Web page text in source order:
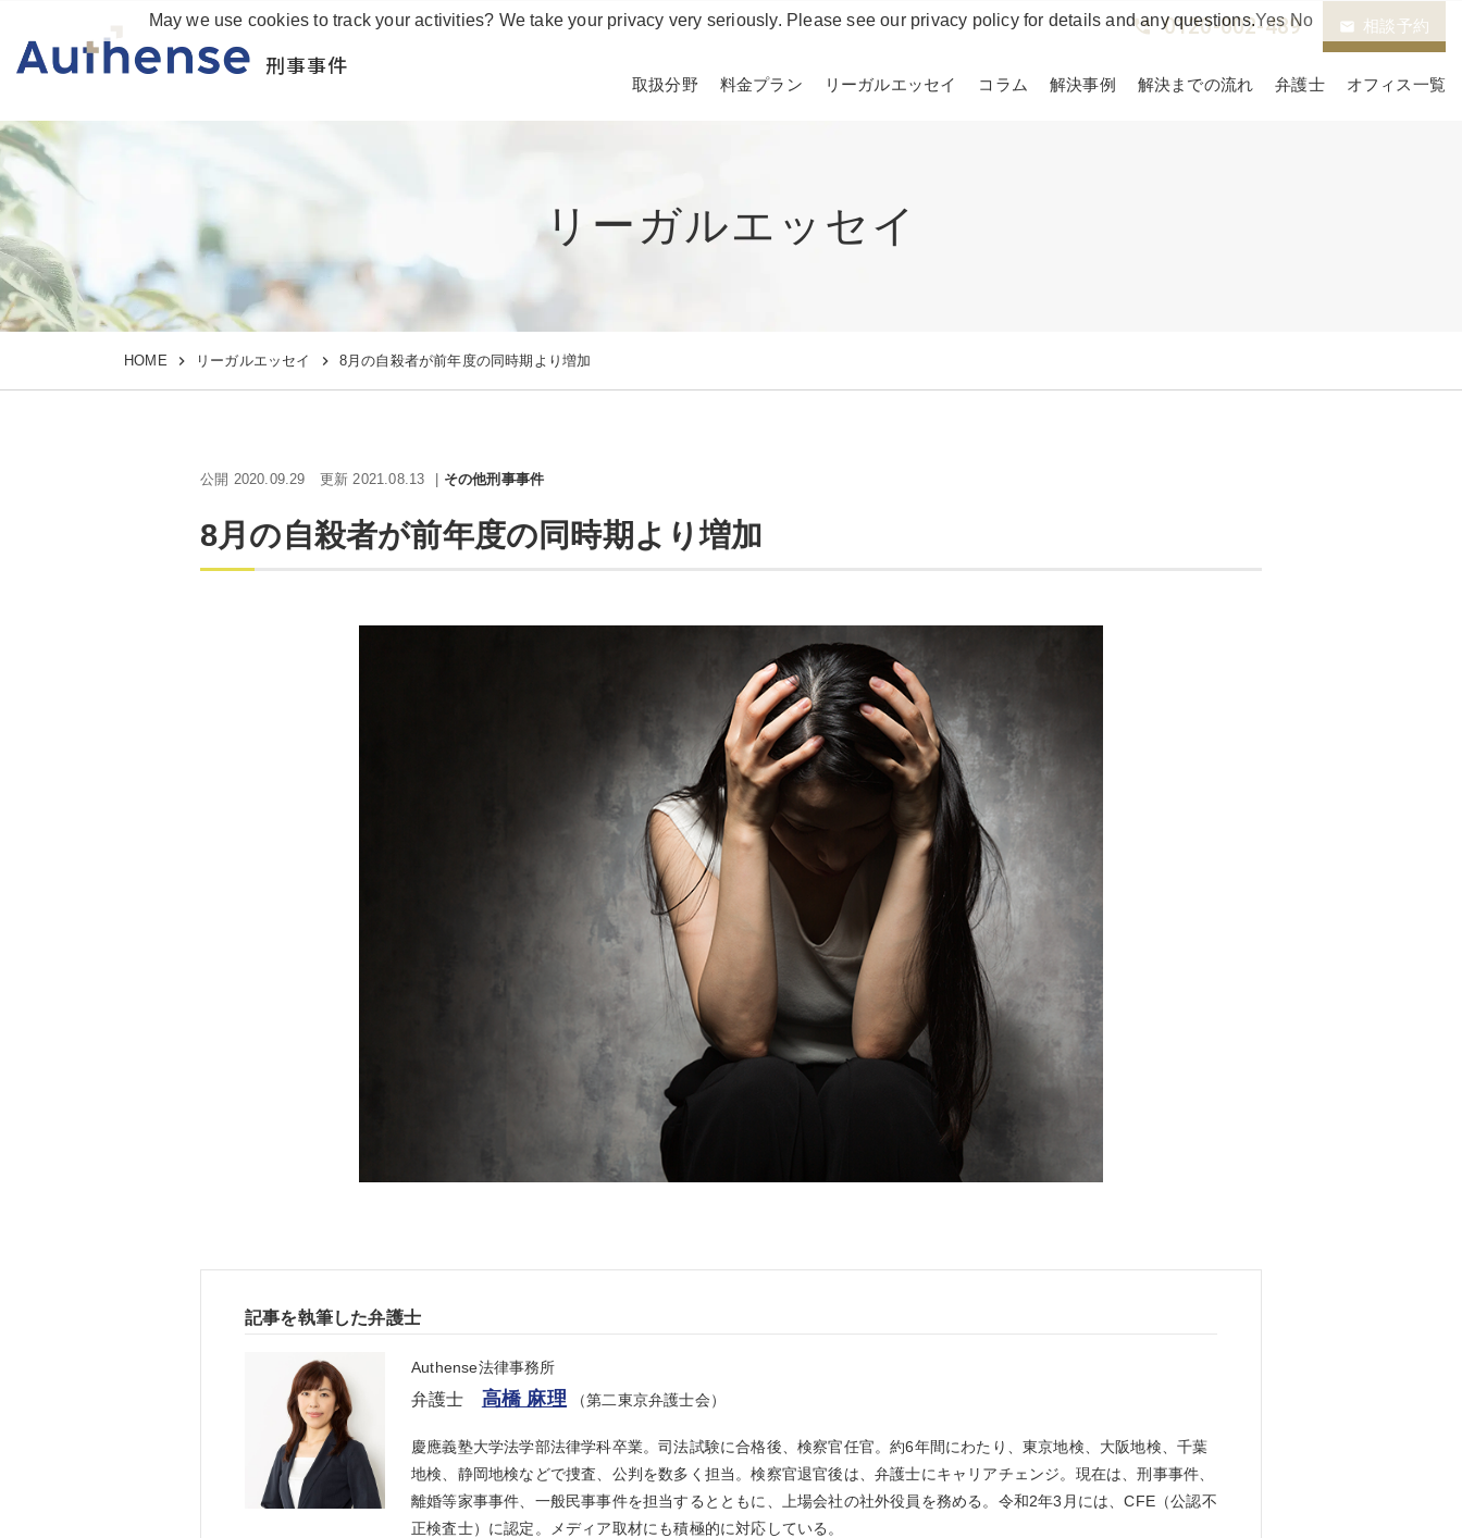
刑事事件
phone_in_talk 0120-002-489 email 相談予約
取扱分野 料金プラン リーガルエッセイ コラム 解決事例 解決までの流れ 弁護士 オフィス一覧
リーガルエッセイ
HOME リーガルエッセイ 8月の自殺者が前年度の同時期より増加
公開 2020.09.29 更新 2021.08.13 その他刑事事件
8月の自殺者が前年度の同時期より増加
記事を執筆した弁護士
Authense法律事務所
弁護士 高橋 麻理 （第二東京弁護士会）
慶應義塾大学法学部法律学科卒業。司法試験に合格後、検察官任官。約6年間にわたり、東京地検、大阪地検、千葉
地検、静岡地検などで捜査、公判を数多く担当。検察官退官後は、弁護士にキャリアチェンジ。現在は、刑事事件、
離婚等家事事件、一般民事事件を担当するとともに、上場会社の社外役員を務める。令和2年3月には、CFE（公認不
正検査士）に認定。メディア取材にも積極的に対応している。
May we use cookies to track your activities? We take your privacy very seriously. Please see our privacy policy for details and any questions.Yes No